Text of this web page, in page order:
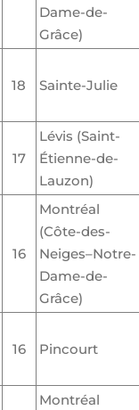
Dame-de-
Grâce)
18 Sainte-Julie
17
Lévis (Saint-
Étienne-de-
Lauzon)
16
Montréal
(Côte-des-
Neiges–Notre-
Dame-de-
Grâce)
16 Pincourt
Montréal